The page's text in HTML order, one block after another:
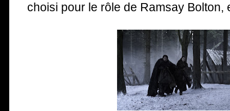
choisi pour le rôle de Ramsay Bolton,